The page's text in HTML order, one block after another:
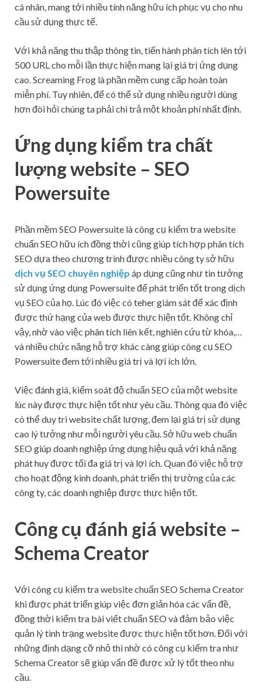
cá nhân, mang tới nhiều tính năng hữu ích phục vụ cho nhu
cầu sử dụng thực tế.
Với khả năng thu thập thông tin, tiến hành phân tích lên tới
500 URL cho mỗi lần thực hiện mang lại giá trị ứng dụng
cao. Screaming Frog là phần mềm cung cấp hoàn toàn
miễn phí. Tuy nhiên, để có thể sử dụng nhiều người dùng
hơn đòi hỏi chúng ta phải chi trả một khoản phí nhất định.
Ứng dụng kiểm tra chất
lượng website – SEO
Powersuite
Phần mềm SEO Powersuite là công cụ kiểm tra website
chuẩn SEO hữu ích đồng thời cũng giúp tích hợp phân tích
SEO dựa theo chương trình được nhiều công ty sở hữu
dịch vụ SEO chuyên nghiệp áp dụng cũng như tin tưởng
sử dụng ứng dụng Powersuite để phát triển tốt trong dịch
vụ SEO của họ. Lúc đó việc có teher giám sát để xác định
được thứ hạng của web được thực hiện tốt. Không chỉ
vậy, nhờ vào việc phân tích liên kết, nghiên cứu từ khóa,…
và nhiều chức năng hỗ trợ khác càng giúp công cụ SEO
Powersuite đem tới nhiều giá trị và lợi ích lớn.
Việc đánh giá, kiểm soát độ chuẩn SEO của một website
lúc này được thực hiện tốt như yêu cầu. Thông qua đó việc
có thể duy trì website chất lượng, đem lại giá trị sử dụng
cao lý tưởng như mỗi người yêu cầu. Sở hữu web chuẩn
SEO giúp doanh nghiệp ứng dụng hiệu quả với khả năng
phát huy được tối đa giá trị và lợi ích. Quan đó việc hỗ trợ
cho hoạt động kinh doanh, phát triển thị trường của các
công ty, các doanh nghiệp được thực hiện tốt.
Công cụ đánh giá website –
Schema Creator
Với công cụ kiểm tra website chuẩn SEO Schema Creator
khi được phát triển giúp việc đơn giản hóa các vấn đề,
đồng thời kiểm tra bài viết chuẩn SEO và đảm bảo việc
quản lý tình trạng website được thực hiện tốt hơn. Đối với
những định dạng cỡ nhỏ thì nhờ có công cụ kiểm tra như
Schema Creator sẽ giúp vấn đề được xử lý tốt theo nhu
cầu.